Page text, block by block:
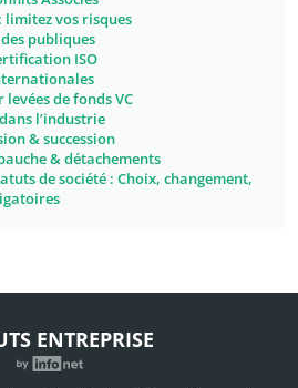
vos risques
publiques
ISO
de fonds VC
l’industrie
& succession
& détachements
de société : Choix, changement,
ENTREPRISE